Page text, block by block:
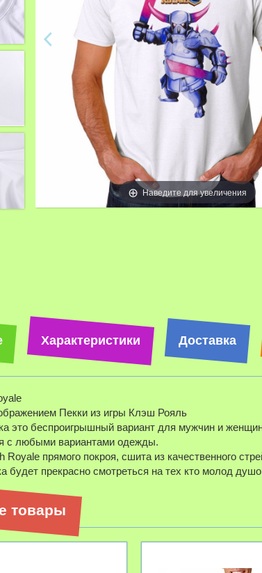
Наведите для увеличения
Характеристики Доставка
Пекки из игры Клэш Рояль
это беспроигрышный вариант для мужчин и
с любыми вариантами одежды.
Royale прямого покроя, сшита из качественного
будет прекрасно смотреться на тех кто молод
товары